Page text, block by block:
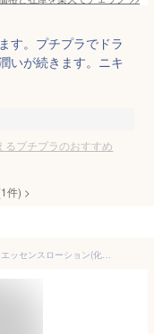
す。プチプラでドラ
いが続きます。ニキ
るプチプラのおすすめ
1件) >
イニスフリーレチノール PDRN アドバンスド エッセンスローション(化粧水) 170ml - PDRN 高保湿 毛穴 エイジング ハリ ツヤ シカ メンズ ナイアシンアミド ヒアルロン酸 トナー しっとり 乾燥肌 混合肌 韓国コスメ スキンケア